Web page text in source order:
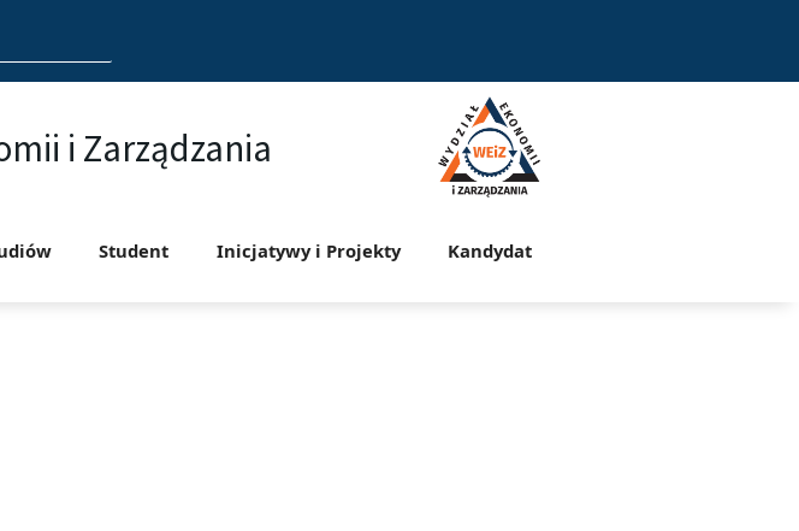
i Zarządzania
Student Inicjatywy i Projekty Kandydat